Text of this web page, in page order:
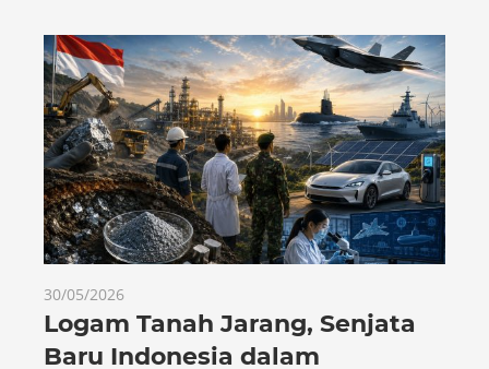
30/05/2026
Logam Tanah Jarang, Senjata
Baru Indonesia dalam